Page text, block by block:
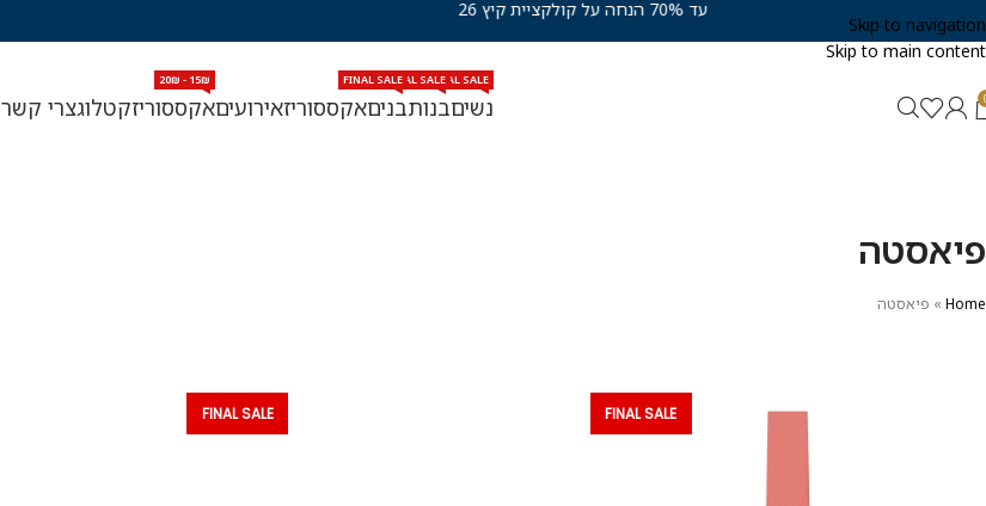
Skip to navigation
Skip to main content
נשים
FINAL SALE
בנות
FINAL SALE
בנים
FINAL SALE
אקססוריזאירועיםאקססוריז
15₪ - 20₪
קטלוגצרי קשר
פיאסטה
Home
» פיאסטה
FINAL SALE
FINAL SALE
עד 70% הנחה על קולקציית קיץ 26